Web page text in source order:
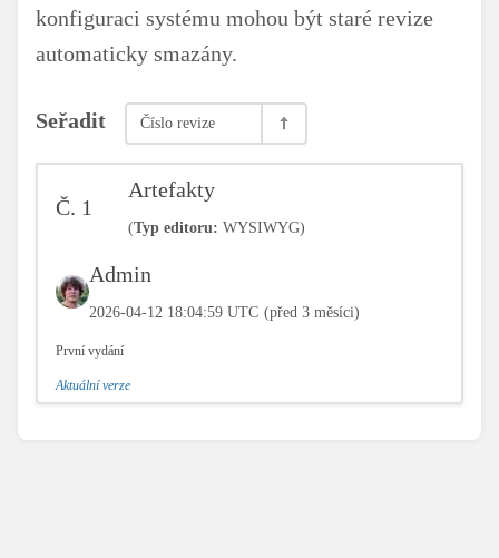
konfiguraci systému mohou být staré revize
automaticky smazány.
Seřadit Číslo revize
Č. 1
Artefakty
(Typ editoru: WYSIWYG)
Admin
2026-04-12 18:04:59 UTC (před 3 měsíci)
První vydání
Aktuální verze